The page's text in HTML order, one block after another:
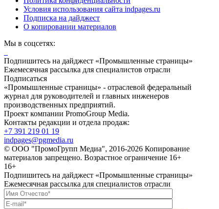
Условия использования сайта indpages.ru
Подписка на дайджест
О копировании материалов
Мы в соцсетях:
Подпишитесь на дайджест «Промышленные страницы»
Ежемесячная рассылка для специалистов отрасли
Подписаться
«Промышленные страницы» - отраслевой федеральный
журнал для руководителей и главных инженеров
производственных предприятий.
Проект компании PromoGroup Media.
Контакты редакции и отдела продаж:
+7 391 219 01 19
indpages@pgmedia.ru
© ООО "ПромоГрупп Медиа", 2016-2026 Копирование
материалов запрещено. Возрастное ограничение 16+
16+
Подпишитесь на дайджест «Промышленные страницы»
Ежемесячная рассылка для специалистов отрасли